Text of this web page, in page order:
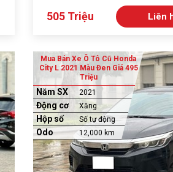
505 Triệu Liên
Mua Bán Xe Ô Tô Cũ Honda
City L 2021 Màu Đen Giá 495
Triệu
Năm SX 2021
Động cơ Xăng
Hộp số Số tự động
Odo 12,000 km